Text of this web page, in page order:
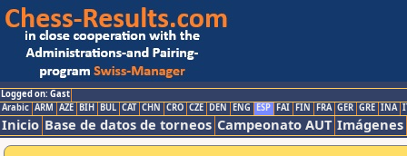
Logged on: Gast
Arabic ARM AZE BIH BUL CAT CHN CRO CZE DEN ENG ESP FAI FIN FRA GER GRE INA
Inicio Base de datos de torneos Campeonato AUT Imágenes